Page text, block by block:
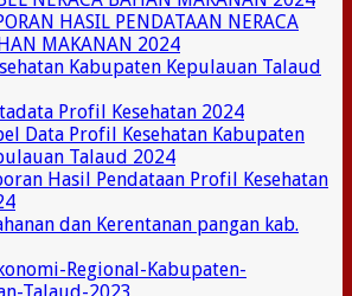
HASIL PENDATAAN NERACA
MAKANAN 2024
Kabupaten Kepulauan Talaud
Profil Kesehatan 2024
Data Profil Kesehatan Kabupaten
Talaud 2024
Hasil Pendataan Profil Kesehatan
dan Kerentanan pangan kab.
Regional-Kabupaten-